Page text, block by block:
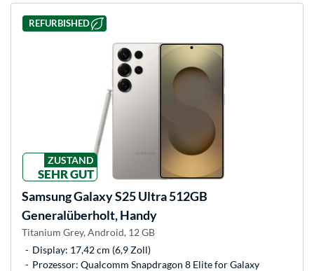
REFURBISHED
ZUSTAND
SEHR GUT
SamsungGalaxy S25 Ultra 512GB
Generalüberholt, Handy
Titanium Grey, Android, 12 GB
Display: 17,42 cm (6,9 Zoll)
Prozessor: Qualcomm Snapdragon 8 Elite for Galaxy